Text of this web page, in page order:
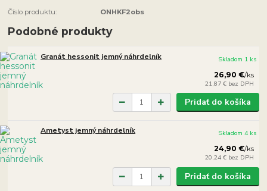
Číslo produktu: ONHKF2obs
Podobné produkty
Granát hessonit jemný náhrdelník
26,90 €/ks
21,87 € bez DPH
Skladom 1 ks
Pridať do košíka
Ametyst jemný náhrdelník
24,90 €/ks
20,24 € bez DPH
Skladom 4 ks
Pridať do košíka